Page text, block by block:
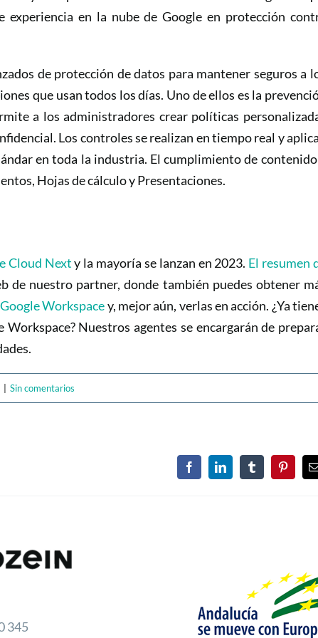
experiencia en la nube de Google en protección
de protección de datos para mantener seguros a
que usan todos los días. Uno de ellos es la
a los administradores crear políticas
Los controles se realizan en tiempo real y
en toda la industria. El cumplimiento de
Hojas de cálculo y Presentaciones.
Cloud Nexty la mayoría se lanzan en 2023. El resumen
de nuestro partner, donde también puedes obtener
Google Workspacey, mejor aún, verlas en acción. ¿Ya
Nuestros agentes se encargarán de
Sin comentarios
FacebookLinkedInTumblr
345